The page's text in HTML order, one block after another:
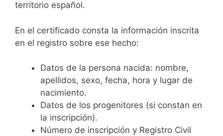
territorio español.
En el certificado consta la información inscrita
en el registro sobre ese hecho:
Datos de la persona nacida: nombre,
apellidos, sexo, fecha, hora y lugar de
nacimiento.
Datos de los progenitores (si constan en
la inscripción).
Número de inscripción y Registro Civil